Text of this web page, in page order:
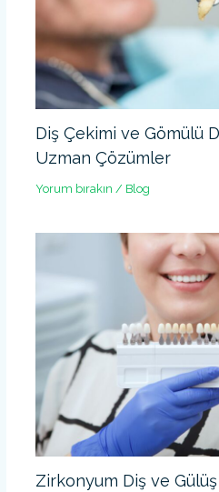
Diş Çekimi ve Gömülü
Uzman Çözümler
Yorum bırakın / Blog
Zirkonyum Diş ve Gülüş